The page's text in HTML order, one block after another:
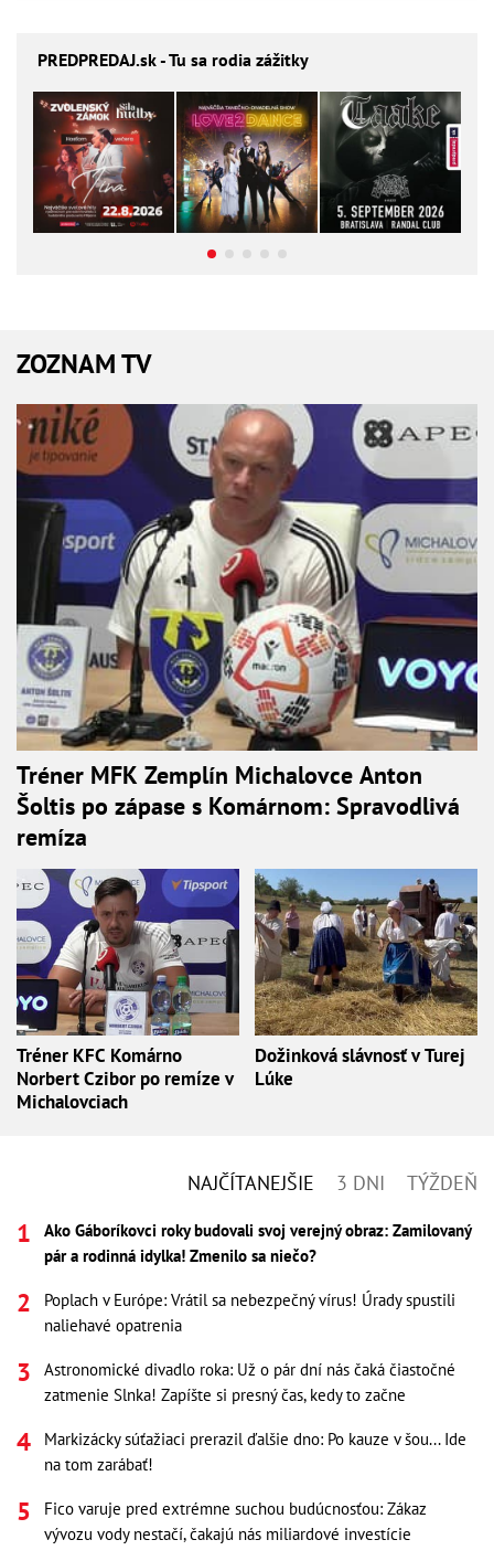
PREDPREDAJ.sk - Tu sa rodia zážitky
ZOZNAM TV
Tréner MFK Zemplín Michalovce Anton
Šoltis po zápase s Komárnom: Spravodlivá
remíza
Tréner KFC Komárno
Norbert Czibor po remíze v
Michalovciach
Dožinková slávnosť v Turej
Lúke
NAJČÍTANEJŠIE 3 DNI TÝŽDEŇ
Ako Gáboríkovci roky budovali svoj verejný obraz: Zamilovaný
pár a rodinná idylka! Zmenilo sa niečo?
Poplach v Európe: Vrátil sa nebezpečný vírus! Úrady spustili
naliehavé opatrenia
Astronomické divadlo roka: Už o pár dní nás čaká čiastočné
zatmenie Slnka! Zapíšte si presný čas, kedy to začne
Markizácky súťažiaci prerazil ďalšie dno: Po kauze v šou... Ide
na tom zarábať!
Fico varuje pred extrémne suchou budúcnosťou: Zákaz
vývozu vody nestačí, čakajú nás miliardové investície